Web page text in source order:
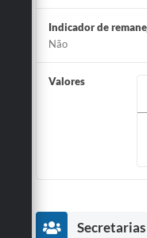
Indicador de
Não
Valores